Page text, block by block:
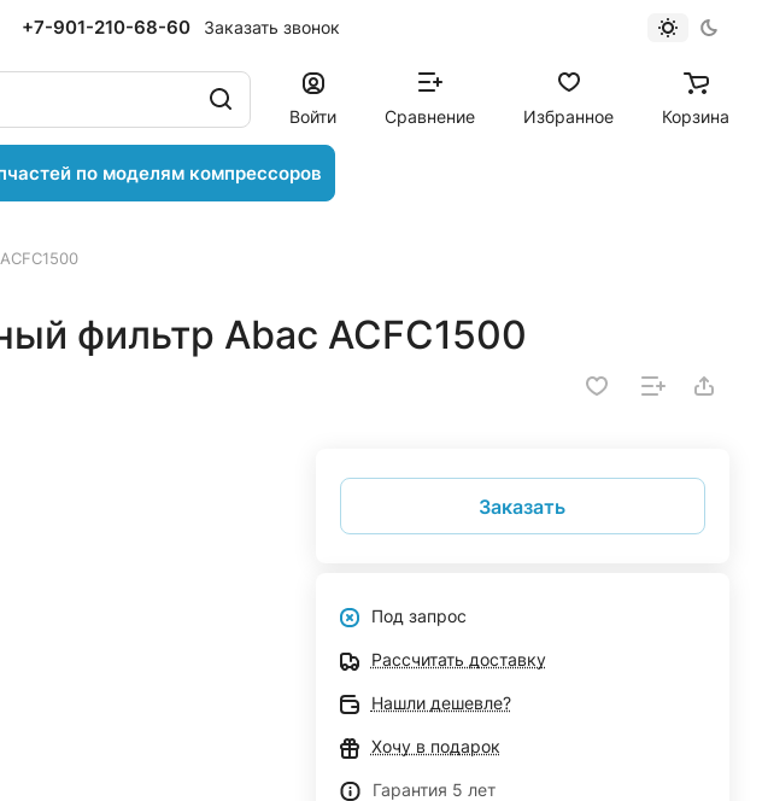
+7-901-210-68-60 Заказать звонок
Войти Сравнение Избранное Корзина
по моделям компрессоров
фильтр Abac ACFC1500
Заказать
Под запрос
Рассчитать доставку
Нашли дешевле?
Хочу в подарок
Гарантия 5 лет